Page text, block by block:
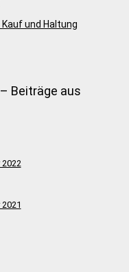
und Haltung
Beiträge aus